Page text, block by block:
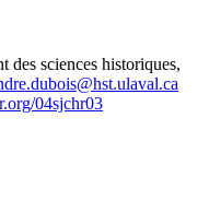
des sciences historiques,
04sjchr03